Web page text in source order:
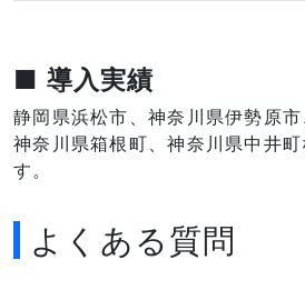
■ 導入実績
静岡県浜松市、神奈川県伊勢原市
神奈川県箱根町、神奈川県中井
す。
よくある質問